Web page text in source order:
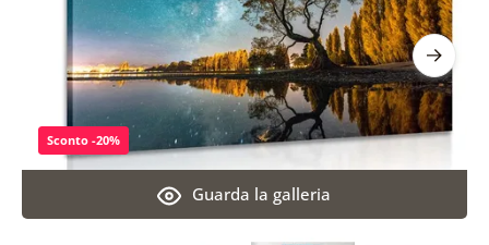
Guarda la galleria
Sconto -20%